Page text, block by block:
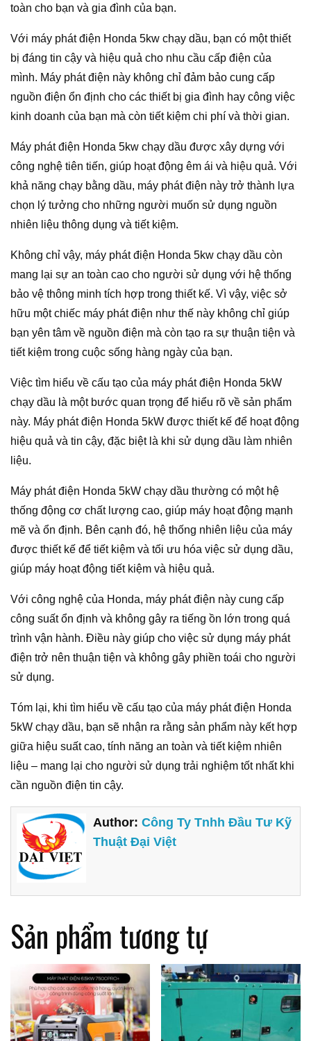
toàn cho bạn và gia đình của bạn.
Với máy phát điện Honda 5kw chạy dầu, bạn có một thiết
bị đáng tin cậy và hiệu quả cho nhu cầu cấp điện của
mình. Máy phát điện này không chỉ đảm bảo cung cấp
nguồn điện ổn định cho các thiết bị gia đình hay công việc
kinh doanh của bạn mà còn tiết kiệm chi phí và thời gian.
Máy phát điện Honda 5kw chạy dầu được xây dựng với
công nghệ tiên tiến, giúp hoạt động êm ái và hiệu quả. Với
khả năng chạy bằng dầu, máy phát điện này trở thành lựa
chọn lý tưởng cho những người muốn sử dụng nguồn
nhiên liệu thông dụng và tiết kiệm.
Không chỉ vậy, máy phát điện Honda 5kw chạy dầu còn
mang lại sự an toàn cao cho người sử dụng với hệ thống
bảo vệ thông minh tích hợp trong thiết kế. Vì vậy, việc sở
hữu một chiếc máy phát điện như thế này không chỉ giúp
bạn yên tâm về nguồn điện mà còn tạo ra sự thuận tiện và
tiết kiệm trong cuộc sống hàng ngày của bạn.
Việc tìm hiểu về cấu tạo của máy phát điện Honda 5kW
chạy dầu là một bước quan trọng để hiểu rõ về sản phẩm
này. Máy phát điện Honda 5kW được thiết kế để hoạt động
hiệu quả và tin cậy, đặc biệt là khi sử dụng dầu làm nhiên
liệu.
Máy phát điện Honda 5kW chạy dầu thường có một hệ
thống động cơ chất lượng cao, giúp máy hoạt động mạnh
mẽ và ổn định. Bên cạnh đó, hệ thống nhiên liệu của máy
được thiết kế để tiết kiệm và tối ưu hóa việc sử dụng dầu,
giúp máy hoạt động tiết kiệm và hiệu quả.
Với công nghệ của Honda, máy phát điện này cung cấp
công suất ổn định và không gây ra tiếng ồn lớn trong quá
trình vận hành. Điều này giúp cho việc sử dụng máy phát
điện trở nên thuận tiện và không gây phiền toái cho người
sử dụng.
Tóm lại, khi tìm hiểu về cấu tạo của máy phát điện Honda
5kW chạy dầu, bạn sẽ nhận ra rằng sản phẩm này kết hợp
giữa hiệu suất cao, tính năng an toàn và tiết kiệm nhiên
liệu – mang lại cho người sử dụng trải nghiệm tốt nhất khi
cần nguồn điện tin cậy.
Author:Công Ty Tnhh Đầu Tư Kỹ
Thuật Đại Việt
Sản phẩm tương tự